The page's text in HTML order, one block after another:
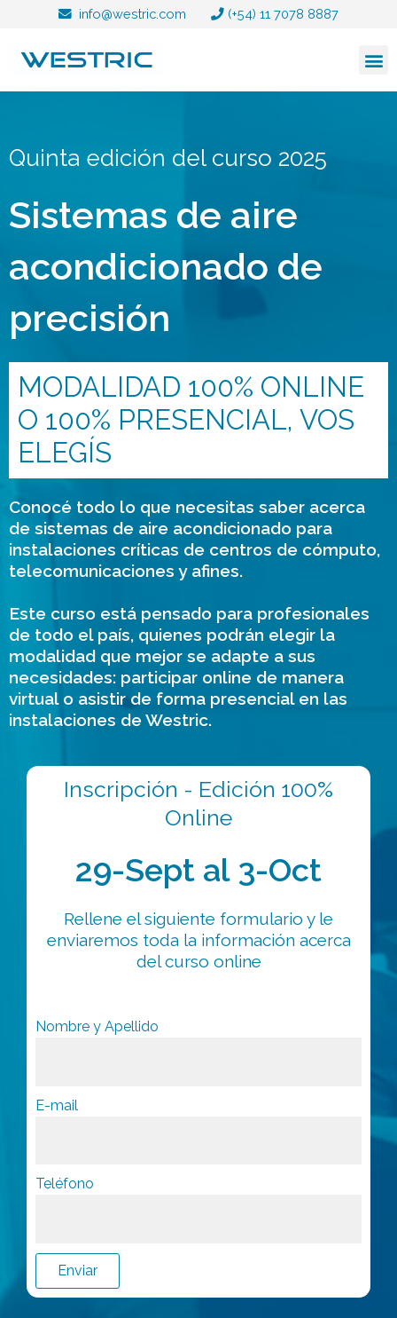
contenido
info@westric.com (+54) 11 7078 8887
Quinta edición del curso 2025
Sistemas de aire
acondicionado de
precisión
MODALIDAD 100% ONLINE
O 100% PRESENCIAL, VOS
ELEGÍS
Conocé todo lo que necesitas saber acerca
de sistemas de aire acondicionado para
instalaciones críticas de centros de cómputo,
telecomunicaciones y afines.
Este curso está pensado para profesionales
de todo el país, quienes podrán elegir la
modalidad que mejor se adapte a sus
necesidades: participar online de manera
virtual o asistir de forma presencial en las
instalaciones de Westric.
Inscripción - Edición 100%
Online
29-Sept al 3-Oct
Rellene el siguiente formulario y le
enviaremos toda la información acerca
del curso online
Nombre y Apellido
E-mail
Teléfono
Enviar